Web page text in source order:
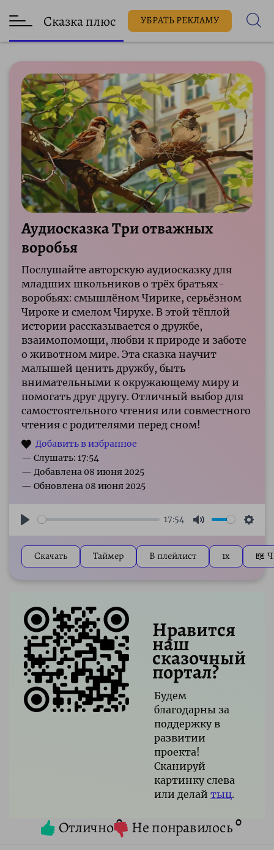
Сказка плюс УБРАТЬ РЕКЛАМУ
Аудиосказка Три отважных
воробья
Послушайте авторскую аудиосказку для
младших школьников о трёх братьях-
воробьях: смышлёном Чирике, серьёзном
Чироке и смелом Чирухе. В этой тёплой
истории рассказывается о дружбе,
взаимопомощи, любви к природе и заботе
о животном мире. Эта сказка научит
малышей ценить дружбу, быть
внимательными к окружающему миру и
помогать друг другу. Отличный выбор для
самостоятельного чтения или совместного
чтения с родителями перед сном!
— Слушать: 17:54
17:54
Mute
Скачать Таймер В плейлист 1x 📖
Нравится
наш
сказочный
портал?
Будем
благодарны за
поддержку в
развитии
проекта!
Сканируй
картинку слева
или делай тыц.
Отлично0 Не понравилось0